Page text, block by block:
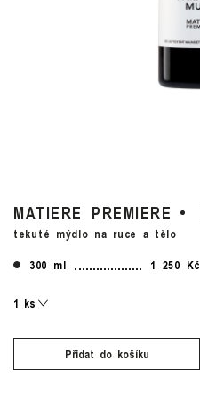
MATIERE PREMIERE
tekuté mýdlo na ruce a tělo
300 ml
1 250 Kč
Přidat do košíku